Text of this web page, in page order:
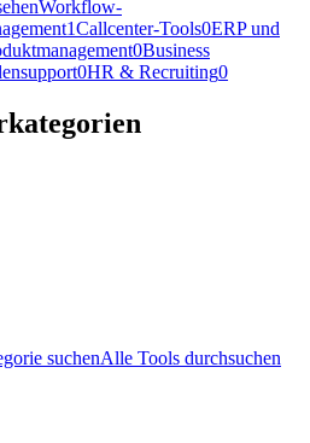
Workflow-
1Callcenter-Tools0ERP und
0Business
0HR & Recruiting0
suchenAlle Tools durchsuchen